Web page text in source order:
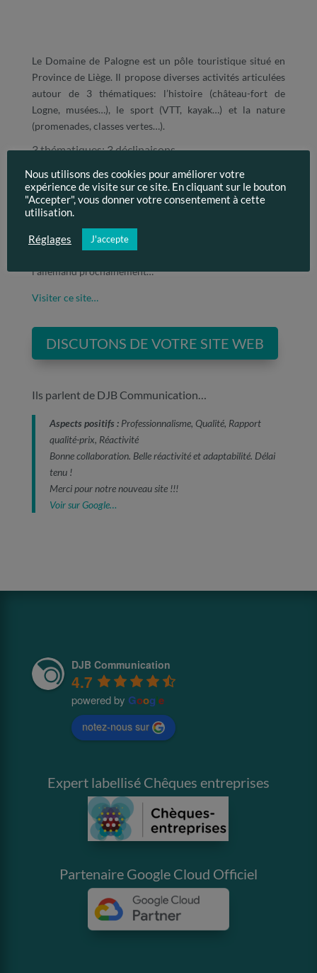
Le Domaine de Palogne est un pôle touristique situé en
Province de Liège. Il propose diverses activités articulées
autour de 3 thématiques: l’histoire (château-fort de
Logne, musées…), le sport (VTT, kayak…) et la nature
(promenades, classes vertes…).
3 thématiques: 3 déclinaisons
clairement, le site a été décliné dans 3 jeux de couleur:
l’orange pour l’histoire, le bleu pour le sport et le vert
pour la nature.
Ce site Internet touristique, actuellement publié en 2
l’allemand prochainement…
Visiter ce site…
DISCUTONS DE VOTRE SITE WEB
Ils parlent de DJB Communication…
Aspects positifs :Professionnalisme, Qualité, Rapport
qualité-prix, Réactivité
Bonne collaboration. Belle réactivité et adaptabilité. Délai
tenu !
Merci pour notre nouveau site !!!
Voir sur Google…
DJB Communication
4.7
powered by Google
notez-nous sur
Expert labellisé Chêques entreprises
Partenaire Google Cloud Officiel
Nous utilisons des cookies pour améliorer votre
expérience de visite sur ce site. En cliquant sur le bouton
"Accepter", vous donner votre consentement à cette
utilisation.
Réglages J'accepte